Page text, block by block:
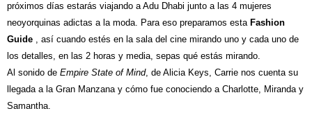
próximos días estarás viajando a Adu Dhabi junto a las 4 mujeres
neoyorquinas adictas a la moda. Para eso preparamos esta Fashion
Guide , así cuando estés en la sala del cine mirando uno y cada uno de
los detalles, en las 2 horas y media, sepas qué estás mirando.
Al sonido de Empire State of Mind, de Alicia Keys, Carrie nos cuenta su
llegada a la Gran Manzana y cómo fue conociendo a Charlotte, Miranda y
Samantha.